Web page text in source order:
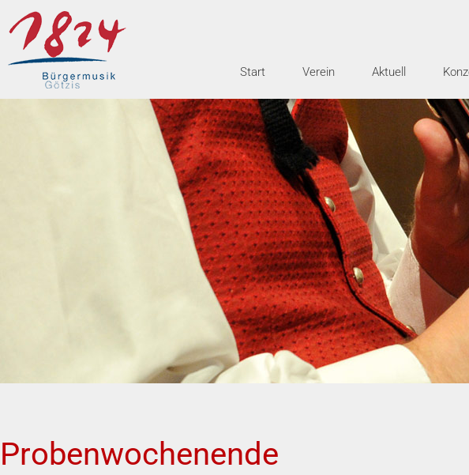
Start Verein Aktuell
Probenwochenende